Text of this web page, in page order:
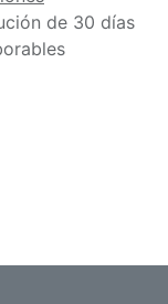
de 30 días